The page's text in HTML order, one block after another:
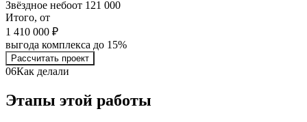
Звёздное небоот 121 000
Итого, от
1 410 000 ₽
выгода комплекса до 15%
Рассчитать проект
06Как делали
Этапы этой работы